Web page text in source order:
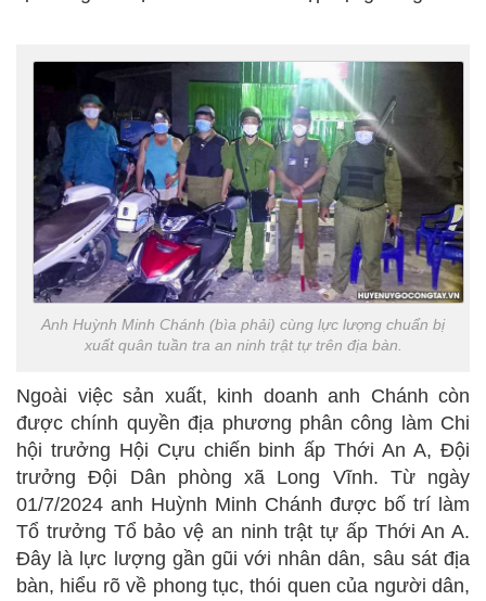
Anh Huỳnh Minh Chánh (bìa phải) cùng lực lượng chuẩn bị
xuất quân tuần tra an ninh trật tự trên địa bàn.
Ngoài việc sản xuất, kinh doanh anh Chánh còn
được chính quyền địa phương phân công làm Chi
hội trưởng Hội Cựu chiến binh ấp Thới An A, Đội
trưởng Đội Dân phòng xã Long Vĩnh. Từ ngày
01/7/2024 anh Huỳnh Minh Chánh được bố trí làm
Tổ trưởng Tổ bảo vệ an ninh trật tự ấp Thới An A.
Đây là lực lượng gần gũi với nhân dân, sâu sát địa
bàn, hiểu rõ về phong tục, thói quen của người dân,